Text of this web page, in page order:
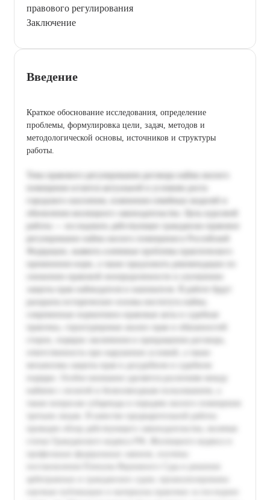
правового регулирования
Заключение
Введение
Краткое обоснование исследования, определение
проблемы, формулировка цели, задач, методов и
методологической основы, источников и структуры
работы.